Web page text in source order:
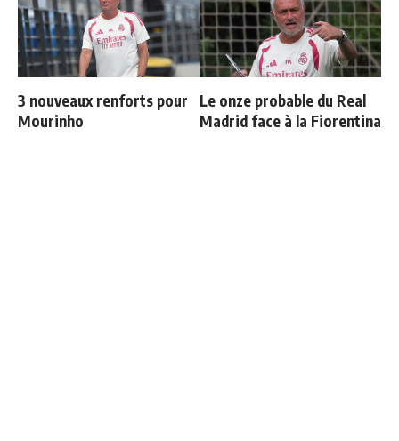
3 nouveaux renforts pour
Mourinho
Le onze probable du Real
Madrid face à la Fiorentina